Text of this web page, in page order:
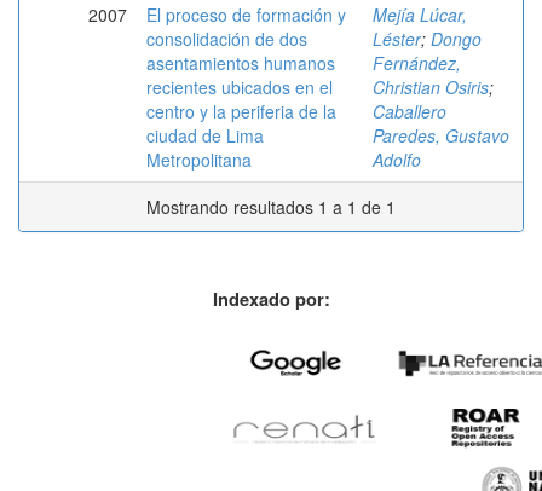
2007
El proceso de formación y
consolidación de dos
asentamientos humanos
recientes ubicados en el
centro y la periferia de la
ciudad de Lima
Metropolitana
Mejía Lúcar,
Léster; Dongo
Fernández,
Christian Osiris;
Caballero
Paredes, Gustavo
Adolfo
Mostrando resultados 1 a 1 de 1
Indexado por: